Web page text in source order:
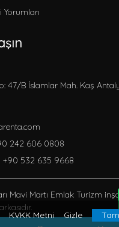
47/B İslamlar Mah. Kaş
242 606 0808
+90 532 635 9668
Mavi Martı Emlak Turizm
Hakkı Saklıdır.
KVKK Metni Gizle